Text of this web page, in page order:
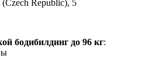
Republic), 5
бодибилдинг до 96 кг: